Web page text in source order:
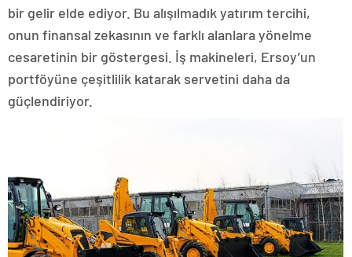
bir gelir elde ediyor. Bu alışılmadık yatırım tercihi,
onun finansal zekasının ve farklı alanlara yönelme
cesaretinin bir göstergesi. İş makineleri, Ersoy’un
portföyüne çeşitlilik katarak servetini daha da
güçlendiriyor.